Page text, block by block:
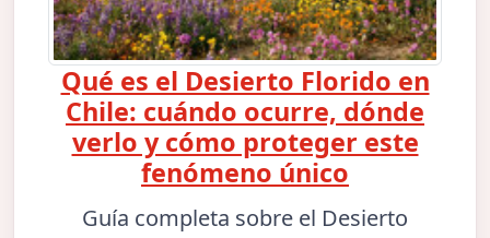
Qué es el Desierto Florido en
Chile: cuándo ocurre, dónde
verlo y cómo proteger este
fenómeno único
Guía completa sobre el Desierto